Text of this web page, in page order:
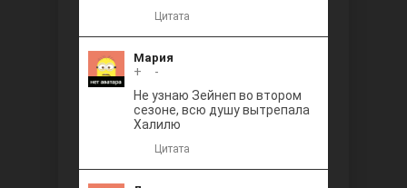
Цитата
Мария
+
-
Не узнаю Зейнеп во втором
сезоне, всю душу вытрепала
Халилю
Цитата